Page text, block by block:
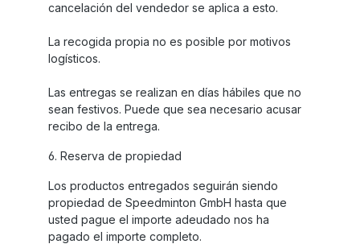
cancelación del vendedor se aplica a esto.
La recogida propia no es posible por motivos
logísticos.
Las entregas se realizan en días hábiles que no
sean festivos. Puede que sea necesario acusar
recibo de la entrega.
6. Reserva de propiedad
Los productos entregados seguirán siendo
propiedad de Speedminton GmbH hasta que
usted pague el importe adeudado nos ha
pagado el importe completo.